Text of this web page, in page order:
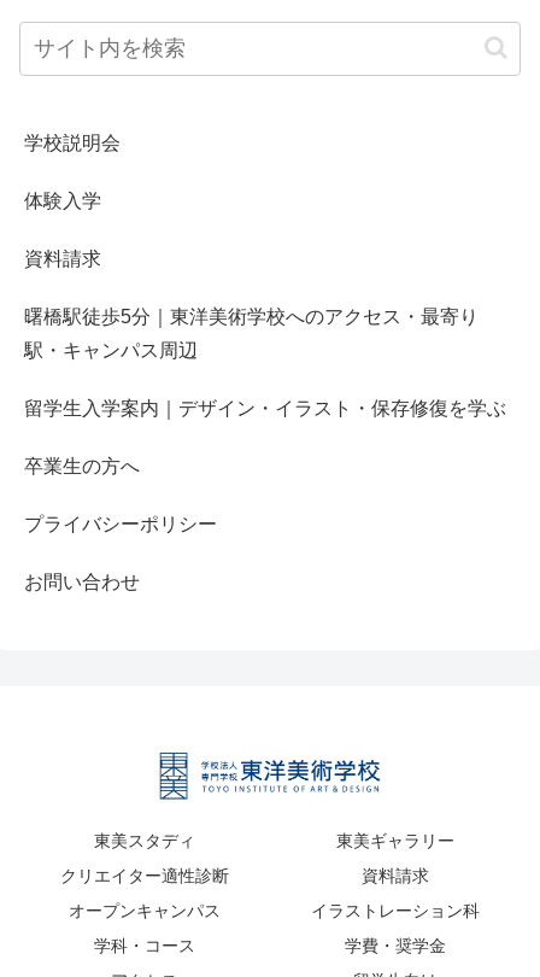
学校説明会
体験入学
資料請求
曙橋駅徒歩5分｜東洋美術学校へのアクセス・最寄り
駅・キャンパス周辺
留学生入学案内｜デザイン・イラスト・保存修復を学ぶ
卒業生の方へ
プライバシーポリシー
お問い合わせ
東美スタディ
東美ギャラリー
クリエイター適性診断
資料請求
オープンキャンパス
イラストレーション科
学科・コース
学費・奨学金